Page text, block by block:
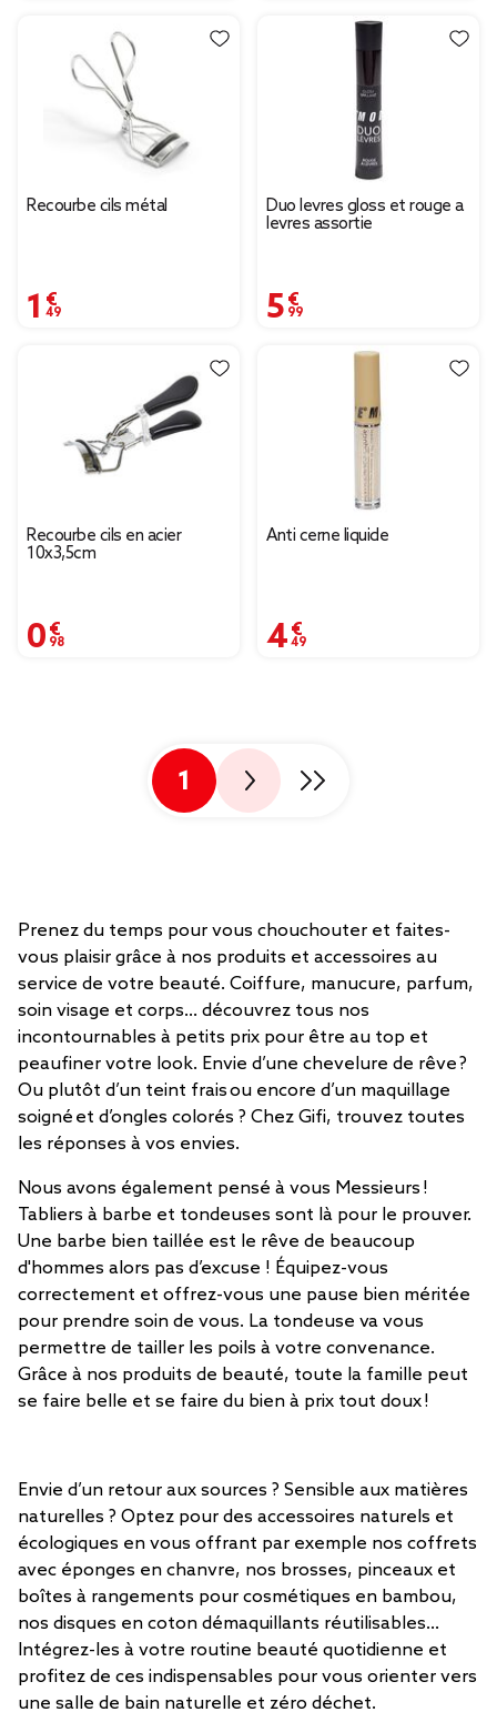
Recourbe cils métal
1,49 €
Duo levres gloss et rouge a
levres assortie
5,99 €
Recourbe cils en acier
10x3,5cm
0,98 €
Anti cerne liquide
4,49 €
1
Prenez du temps pour vous chouchouter et faites-
vous plaisir grâce à nos produits et accessoires au
service de votre beauté. Coiffure, manucure, parfum,
soin visage et corps… découvrez tous nos
incontournables à petits prix pour être au top et
peaufiner votre look. Envie d’une chevelure de rêve ?
Ou plutôt d’un teint frais ou encore d’un maquillage
soigné et d’ongles colorés ? Chez Gifi, trouvez toutes
les réponses à vos envies.
Nous avons également pensé à vous Messieurs !
Tabliers à barbe et tondeuses sont là pour le prouver.
Une barbe bien taillée est le rêve de beaucoup
d'hommes alors pas d’excuse ! Équipez-vous
correctement et offrez-vous une pause bien méritée
pour prendre soin de vous. La tondeuse va vous
permettre de tailler les poils à votre convenance.
Grâce à nos produits de beauté, toute la famille peut
se faire belle et se faire du bien à prix tout doux !
Envie d’un retour aux sources ? Sensible aux matières
naturelles ? Optez pour des accessoires naturels et
écologiques en vous offrant par exemple nos coffrets
avec éponges en chanvre, nos brosses, pinceaux et
boîtes à rangements pour cosmétiques en bambou,
nos disques en coton démaquillants réutilisables…
Intégrez-les à votre routine beauté quotidienne et
profitez de ces indispensables pour vous orienter vers
une salle de bain naturelle et zéro déchet.